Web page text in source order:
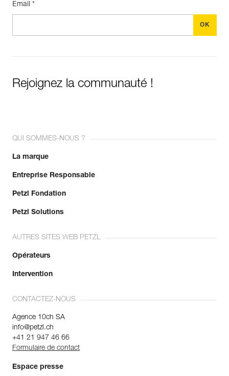
Email *
Rejoignez la communauté !
QUI SOMMES-NOUS ?
La marque
Entreprise Responsable
Petzl Fondation
Petzl Solutions
AUTRES SITES WEB PETZL
Opérateurs
Intervention
CONTACTEZ-NOUS
Agence 10ch SA
info@petzl.ch
+41 21 947 46 66
Formulaire de contact
Espace presse